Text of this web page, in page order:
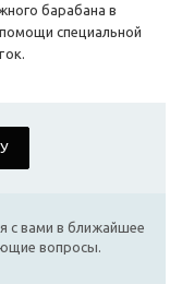
барабана в
специальной
с вами в ближайшее
вопросы.